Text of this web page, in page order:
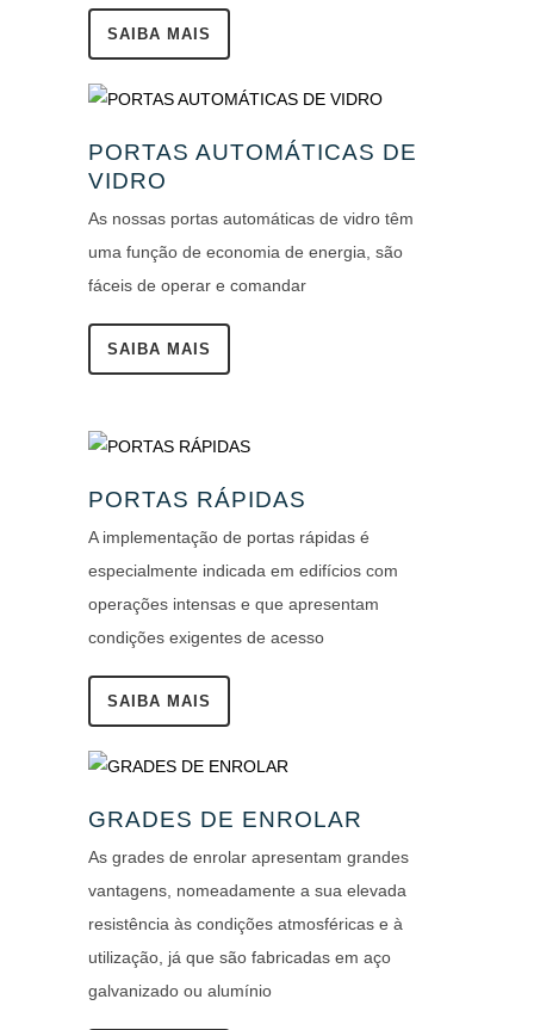
SAIBA MAIS
PORTAS AUTOMÁTICAS DE
VIDRO
As nossas portas automáticas de vidro têm
uma função de economia de energia, são
fáceis de operar e comandar
SAIBA MAIS
PORTAS RÁPIDAS
A implementação de portas rápidas é
especialmente indicada em edifícios com
operações intensas e que apresentam
condições exigentes de acesso
SAIBA MAIS
GRADES DE ENROLAR
As grades de enrolar apresentam grandes
vantagens, nomeadamente a sua elevada
resistência às condições atmosféricas e à
utilização, já que são fabricadas em aço
galvanizado ou alumínio